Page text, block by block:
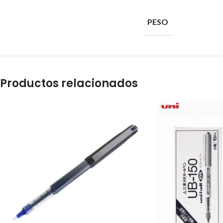
PESO
Productos relacionados